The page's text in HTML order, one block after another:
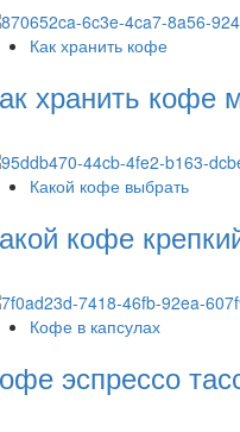
Как хранить кофе
хранить кофе
Какой кофе выбрать
кофе
Кофе в капсулах
эспрессо